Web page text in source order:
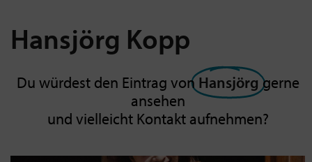
Hansjörg Kopp
Du würdest den Eintrag von Hansjörg gerne
ansehen
und vielleicht Kontakt aufnehmen?